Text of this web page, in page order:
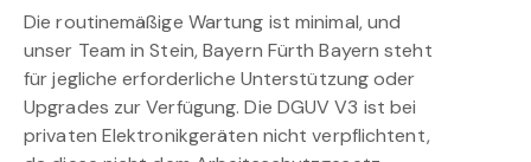
Die routinemäßige Wartung ist minimal, und
unser Team in Stein, Bayern Fürth Bayern steht
für jegliche erforderliche Unterstützung oder
Upgrades zur Verfügung. Die DGUV V3 ist bei
privaten Elektronikgeräten nicht verpflichtent,